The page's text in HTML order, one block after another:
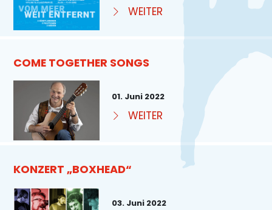
WEITER
COME TOGETHER SONGS
01. Juni 2022
WEITER
KONZERT „BOXHEAD“
03. Juni 2022